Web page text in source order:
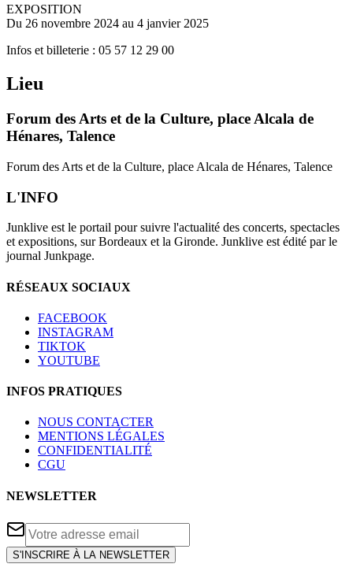
EXPOSITION
Du 26 novembre 2024 au 4 janvier 2025
Infos et billeterie : 05 57 12 29 00
Lieu
Forum des Arts et de la Culture, place Alcala de
Hénares, Talence
Forum des Arts et de la Culture, place Alcala de Hénares, Talence
L'INFO
Junklive est le portail pour suivre l'actualité des concerts, spectacles
et expositions, sur Bordeaux et la Gironde. Junklive est édité par le
journal Junkpage.
RÉSEAUX SOCIAUX
FACEBOOK
INSTAGRAM
TIKTOK
YOUTUBE
INFOS PRATIQUES
NOUS CONTACTER
MENTIONS LÉGALES
CONFIDENTIALITÉ
CGU
NEWSLETTER
S'INSCRIRE À LA NEWSLETTER